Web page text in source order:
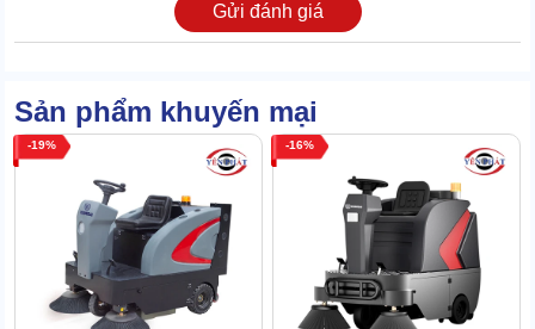
Gửi đánh giá
Sản phẩm khuyến mại
19 16